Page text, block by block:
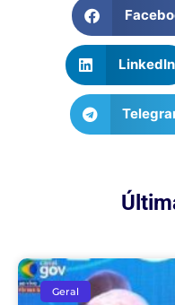
LinkedIn
Geral